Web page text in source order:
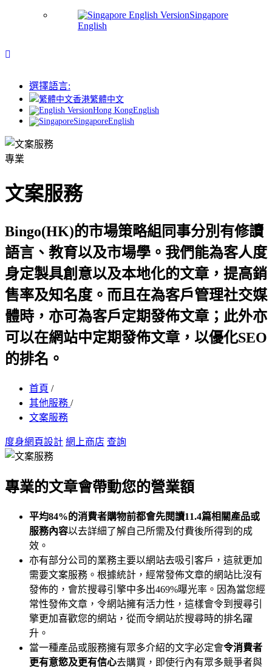
Singapore
English
選擇語言:
香港繁體中文
Hong KongEnglish
SingaporeEnglish
專業
文案服務
Bingo(HK)的市場策略組同事分別有修讀
語言、教育以及市場學。我們能為客人度
身定製具創意以及本地化的文章，提高銷
售率及知名度。而且在為客戶管理社交媒
體時，亦可為客戶定期發佈文章；此外亦
可以在網站中定期發佈文章，以優化SEO
的排名。
首頁 /
其他服務 /
文案服務
度身網頁設計 網上商店 查詢
專業的文章會帶動您的營業額
平均84%的消費者購物前都會先閱讀11.4篇相關產品或
服務內容以去詳細了解自己所需及付費後所得到的成
效。
亦有部分公司的業務主要以網站去吸引客戶，這就更加
需要文案服務。根據統計，經常發佈文章的網站比沒有
發佈的，會於搜尋引擎中多出469%曝光率。因為當您經
常性發佈文章，令網站擁有活力性，這樣會令到搜尋引
擎更加喜歡您的網站，從而令網站於搜尋時的排名躍
升。
當一種產品或服務擁有眾多介紹的文字必定會令消費者
更有意慾及更有信心去購買，即使行內有眾多競爭者與